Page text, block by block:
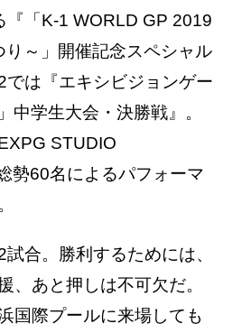
『「K-1 WORLD GP 2019
～」開催記念スペシャル
は『エキシビジョンゲー
中学生大会・決勝戦』。
STUDIO
勢60名によるパフォーマ
合。勝利するためには、
、あと押しは不可欠だ。
国際プールに来場しても